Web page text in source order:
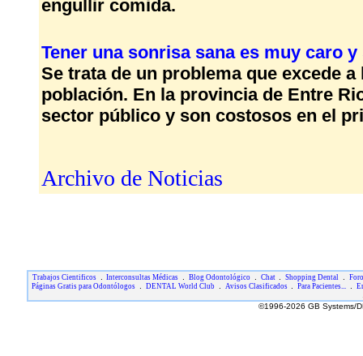
engullir comida.
Tener una sonrisa sana es muy caro
Se trata de un problema que excede
población. En la provincia de Entre
sector público y son costosos en el
Archivo de Noticias